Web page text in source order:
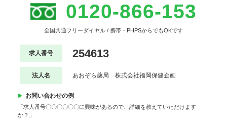
0120-866-153
全国共通フリーダイヤル / 携帯・PHPSからでもOKです
求人番号 254613
法人名 あおぞら薬局 株式会社福岡保健企画
お問い合わせの例
「求人番号〇〇〇〇〇〇に興味があるので、詳細を教えていただけます
か？」